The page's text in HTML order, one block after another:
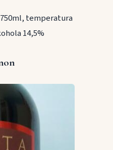
temperatura
14,5%